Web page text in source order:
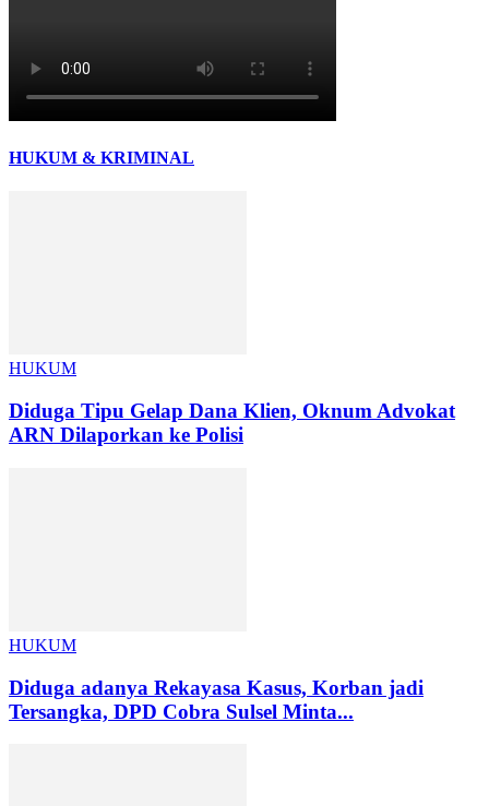
HUKUM & KRIMINAL
HUKUM
Diduga Tipu Gelap Dana Klien, Oknum Advokat
ARN Dilaporkan ke Polisi
HUKUM
Diduga adanya Rekayasa Kasus, Korban jadi
Tersangka, DPD Cobra Sulsel Minta...